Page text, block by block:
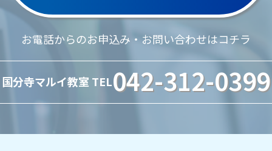
お電話からのお申込み・お問い合わせはコチラ
国分寺マルイ教室 TEL042-312-0399